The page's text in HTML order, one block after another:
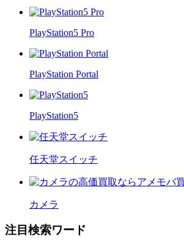
PlayStation5 Pro
PlayStation Portal
PlayStation5
任天堂スイッチ
カメラ
注目検索ワード